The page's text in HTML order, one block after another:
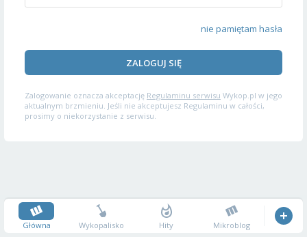
nie pamiętam hasła
ZALOGUJ SIĘ
Zalogowanie oznacza akceptację Regulaminu serwisu Wykop.pl w jego
aktualnym brzmieniu. Jeśli nie akceptujesz Regulaminu w całości,
prosimy o niekorzystanie z serwisu.
Główna Wykopalisko Hity Mikroblog